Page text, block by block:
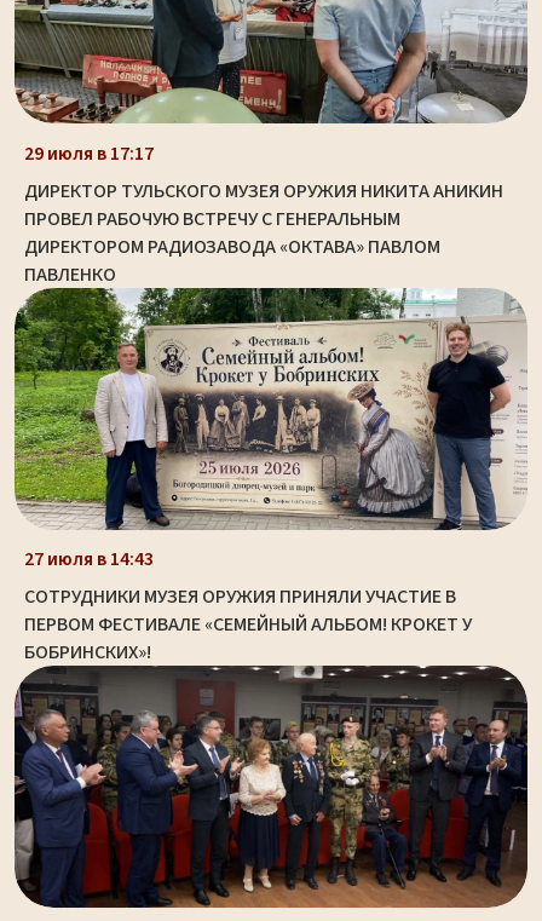
29 июля в 17:17
ДИРЕКТОР ТУЛЬСКОГО МУЗЕЯ ОРУЖИЯ НИКИТА АНИКИН
ПРОВЕЛ РАБОЧУЮ ВСТРЕЧУ С ГЕНЕРАЛЬНЫМ
ДИРЕКТОРОМ РАДИОЗАВОДА «ОКТАВА» ПАВЛОМ
ПАВЛЕНКО
27 июля в 14:43
СОТРУДНИКИ МУЗЕЯ ОРУЖИЯ ПРИНЯЛИ УЧАСТИЕ В
ПЕРВОМ ФЕСТИВАЛЕ «СЕМЕЙНЫЙ АЛЬБОМ! КРОКЕТ У
БОБРИНСКИХ»!